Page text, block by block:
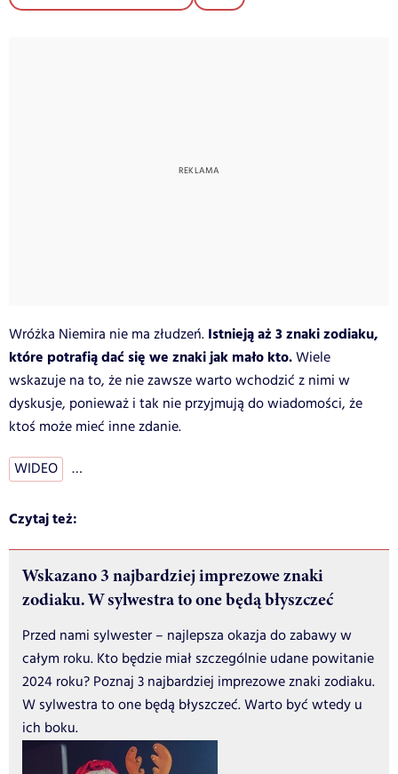
Wróżka Niemira nie ma złudzeń. Istnieją aż 3 znaki zodiaku,
które potrafią dać się we znaki jak mało kto.Wiele
wskazuje na to, że nie zawsze warto wchodzić z nimi w
dyskusje, ponieważ i tak nie przyjmują do wiadomości, że
ktoś może mieć inne zdanie.
WIDEO …
Czytaj też:
Wskazano 3 najbardziej imprezowe znaki
zodiaku. W sylwestra to one będą błyszczeć
Przed nami sylwester – najlepsza okazja do zabawy w
całym roku. Kto będzie miał szczególnie udane powitanie
2024 roku? Poznaj 3 najbardziej imprezowe znaki zodiaku.
W sylwestra to one będą błyszczeć. Warto być wtedy u
ich boku.